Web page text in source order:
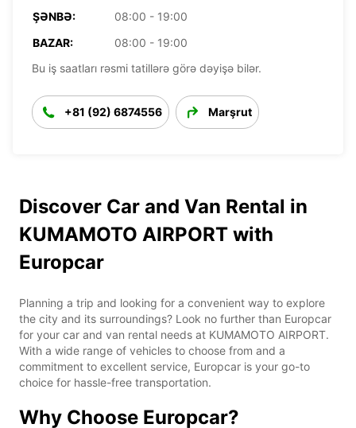
ŞƏNBƏ:
08:00 - 19:00
BAZAR:
08:00 - 19:00
Bu iş saatları rəsmi tatillərə görə dəyişə bilər.
+81 (92) 6874556 Marşrut
Discover Car and Van Rental in
KUMAMOTO AIRPORT with
Europcar
Planning a trip and looking for a convenient way to explore
the city and its surroundings? Look no further than Europcar
for your car and van rental needs at KUMAMOTO AIRPORT.
With a wide range of vehicles to choose from and a
commitment to excellent service, Europcar is your go-to
choice for hassle-free transportation.
Why Choose Europcar?